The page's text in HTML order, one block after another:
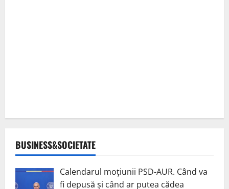
BUSINESS&SOCIETATE
Calendarul moțiunii PSD-AUR. Când va
fi depusă și când ar putea cădea